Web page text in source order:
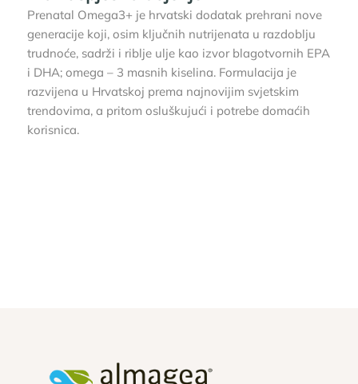
Prenatal Omega3+ je hrvatski dodatak prehrani nove
generacije koji, osim ključnih nutrijenata u razdoblju
trudnoće, sadrži i riblje ulje kao izvor blagotvornih EPA
i DHA; omega – 3 masnih kiselina. Formulacija je
razvijena u Hrvatskoj prema najnovijim svjetskim
trendovima, a pritom osluškujući i potrebe domaćih
korisnica.